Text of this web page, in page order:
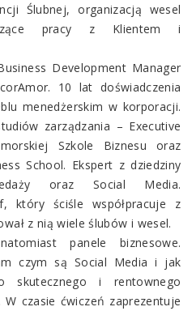
Ślubnej, organizacją wesel
pracy z Klientem i
Development Manager
10 lat doświadczenia
menedżerskim w korporacji.
zarządzania – Executive
Szkole Biznesu oraz
School. Ekspert z dziedziny
oraz Social Media.
który ściśle współpracuje z
z nią wiele ślubów i wesel.
panele biznesowe.
czym są Social Media i jak
skutecznego i rentownego
czasie ćwiczeń zaprezentuje